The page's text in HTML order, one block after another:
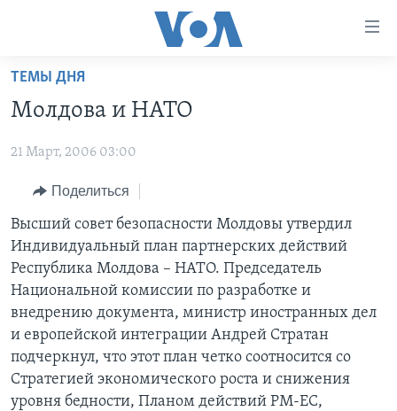
Перейти
основной
Перейти
навигации
Перейти
поиск
ПРОГРАММЫ
АМЕРИКА
НОВОСТИ ЗА МИНУТУ
ИТОГИ
ПОЧЕМУ ЭТО ВАЖНО?
ДИСКУССИЯ VOA
ДЕТАЛИ
АМЕРИКА. БОЛЬШОЕ ПУТЕШЕСТВИЕ
ПРОЕКТЫ
УЧИМ АНГЛИЙСКИЙ
НАША АМЕРИКАНСКАЯ ИСТОРИЯ
А КАК В АМЕРИКЕ?
АРТЕФАКТЫ
АМЕРИКАНСКИЕ ГОРОДКИ
ЭКСПЕРТИЗА
ИНТЕРВЬЮ
ФАКТЫ ПРОТИВ ФЕЙКОВ
ЗА СВОБОДУ ПРЕССЫ
УЧИМ АНГЛИЙСКИЙ
ВИДЕО
ПОДПИСКА НА НОВОСТИ
ТЕМЫ ДНЯ
Молдова и НАТО
21 Март, 2006 03:00
Поделиться
Высший совет безопасности Молдовы утвердил
Индивидуальный план партнерских действий
Республика Молдова – НАТО. Председатель
Национальной комиссии по разработке и
внедрению документа, министр иностранных дел
и европейской интеграции Андрей Стратан
подчеркнул, что этот план четко соотносится со
Стратегией экономического роста и снижения
уровня бедности, Планом действий РМ-ЕС,